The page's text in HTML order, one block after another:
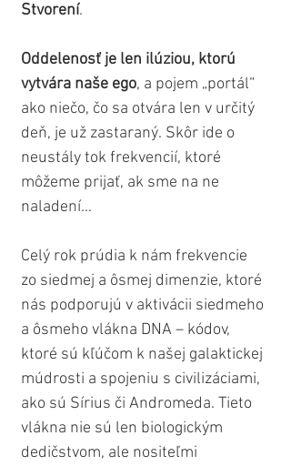
Stvorení.
Oddelenosť je len ilúziou, ktorú
vytvára naše ego, a pojem „portál“
ako niečo, čo sa otvára len v určitý
deň, je už zastaraný. Skôr ide o
neustály tok frekvencií, ktoré
môžeme prijať, ak sme na ne
naladení...
Celý rok prúdia k nám frekvencie
zo siedmej a ôsmej dimenzie, ktoré
nás podporujú v aktivácii siedmeho
a ôsmeho vlákna DNA – kódov,
ktoré sú kľúčom k našej galaktickej
múdrosti a spojeniu s civilizáciami,
ako sú Sírius či Andromeda. Tieto
vlákna nie sú len biologickým
dedičstvom, ale nositeľmi